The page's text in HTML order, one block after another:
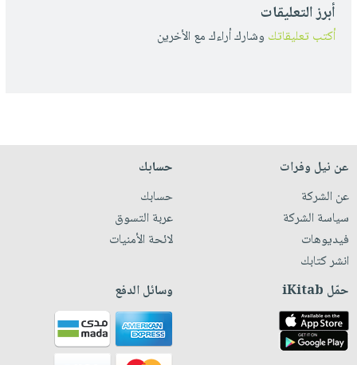
أبرز التعليقات
أكتب تعليقاتك وشارك أراءك مع الأخرين
عن نيل وفرات
عن الشركة
سياسة الشركة
فيديوهات
انشر كتابك
حسابك
حسابك
عربة التسوق
لائحة الأمنيات
حمّل iKitab وسائل الدفع